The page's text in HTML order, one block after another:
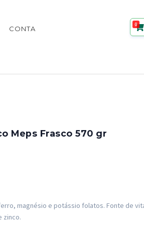
0
CONTA
Meps Frasco 570 gr
magnésio e potássio folatos. Fonte de
zinco.